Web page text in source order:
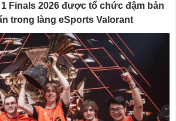
Finals 2026 được tổ chức đậm bản
trong làng eSports Valorant